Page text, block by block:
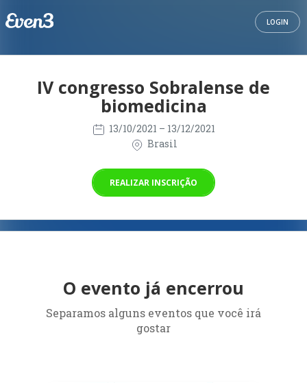
LOGIN
IV congresso Sobralense de
biomedicina
13/10/2021 – 13/12/2021
Brasil
REALIZAR INSCRIÇÃO
O evento já encerrou
Separamos alguns eventos que você irá
gostar